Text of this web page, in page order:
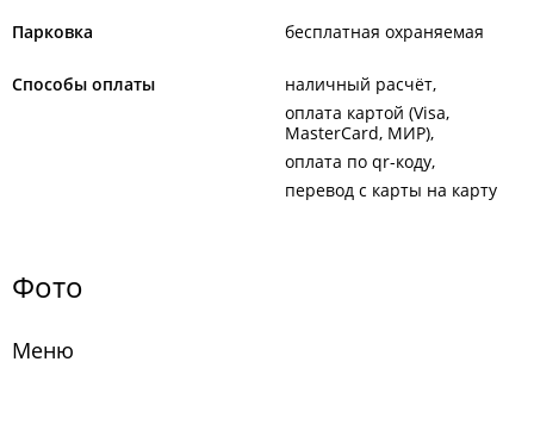
Парковка бесплатная охраняемая
Способы оплаты
наличный расчёт
оплата картой (Visa,
MasterCard, МИР)
оплата по qr-коду
перевод с карты на карту
Фото
Меню